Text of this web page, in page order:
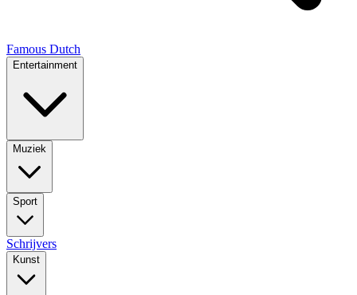
Famous Dutch
Entertainment
Muziek
Sport
Schrijvers
Kunst